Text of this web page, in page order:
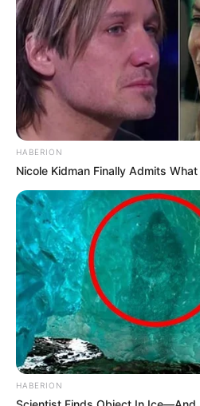
HABERION
Nicole Kidman Finally Admits
HABERION